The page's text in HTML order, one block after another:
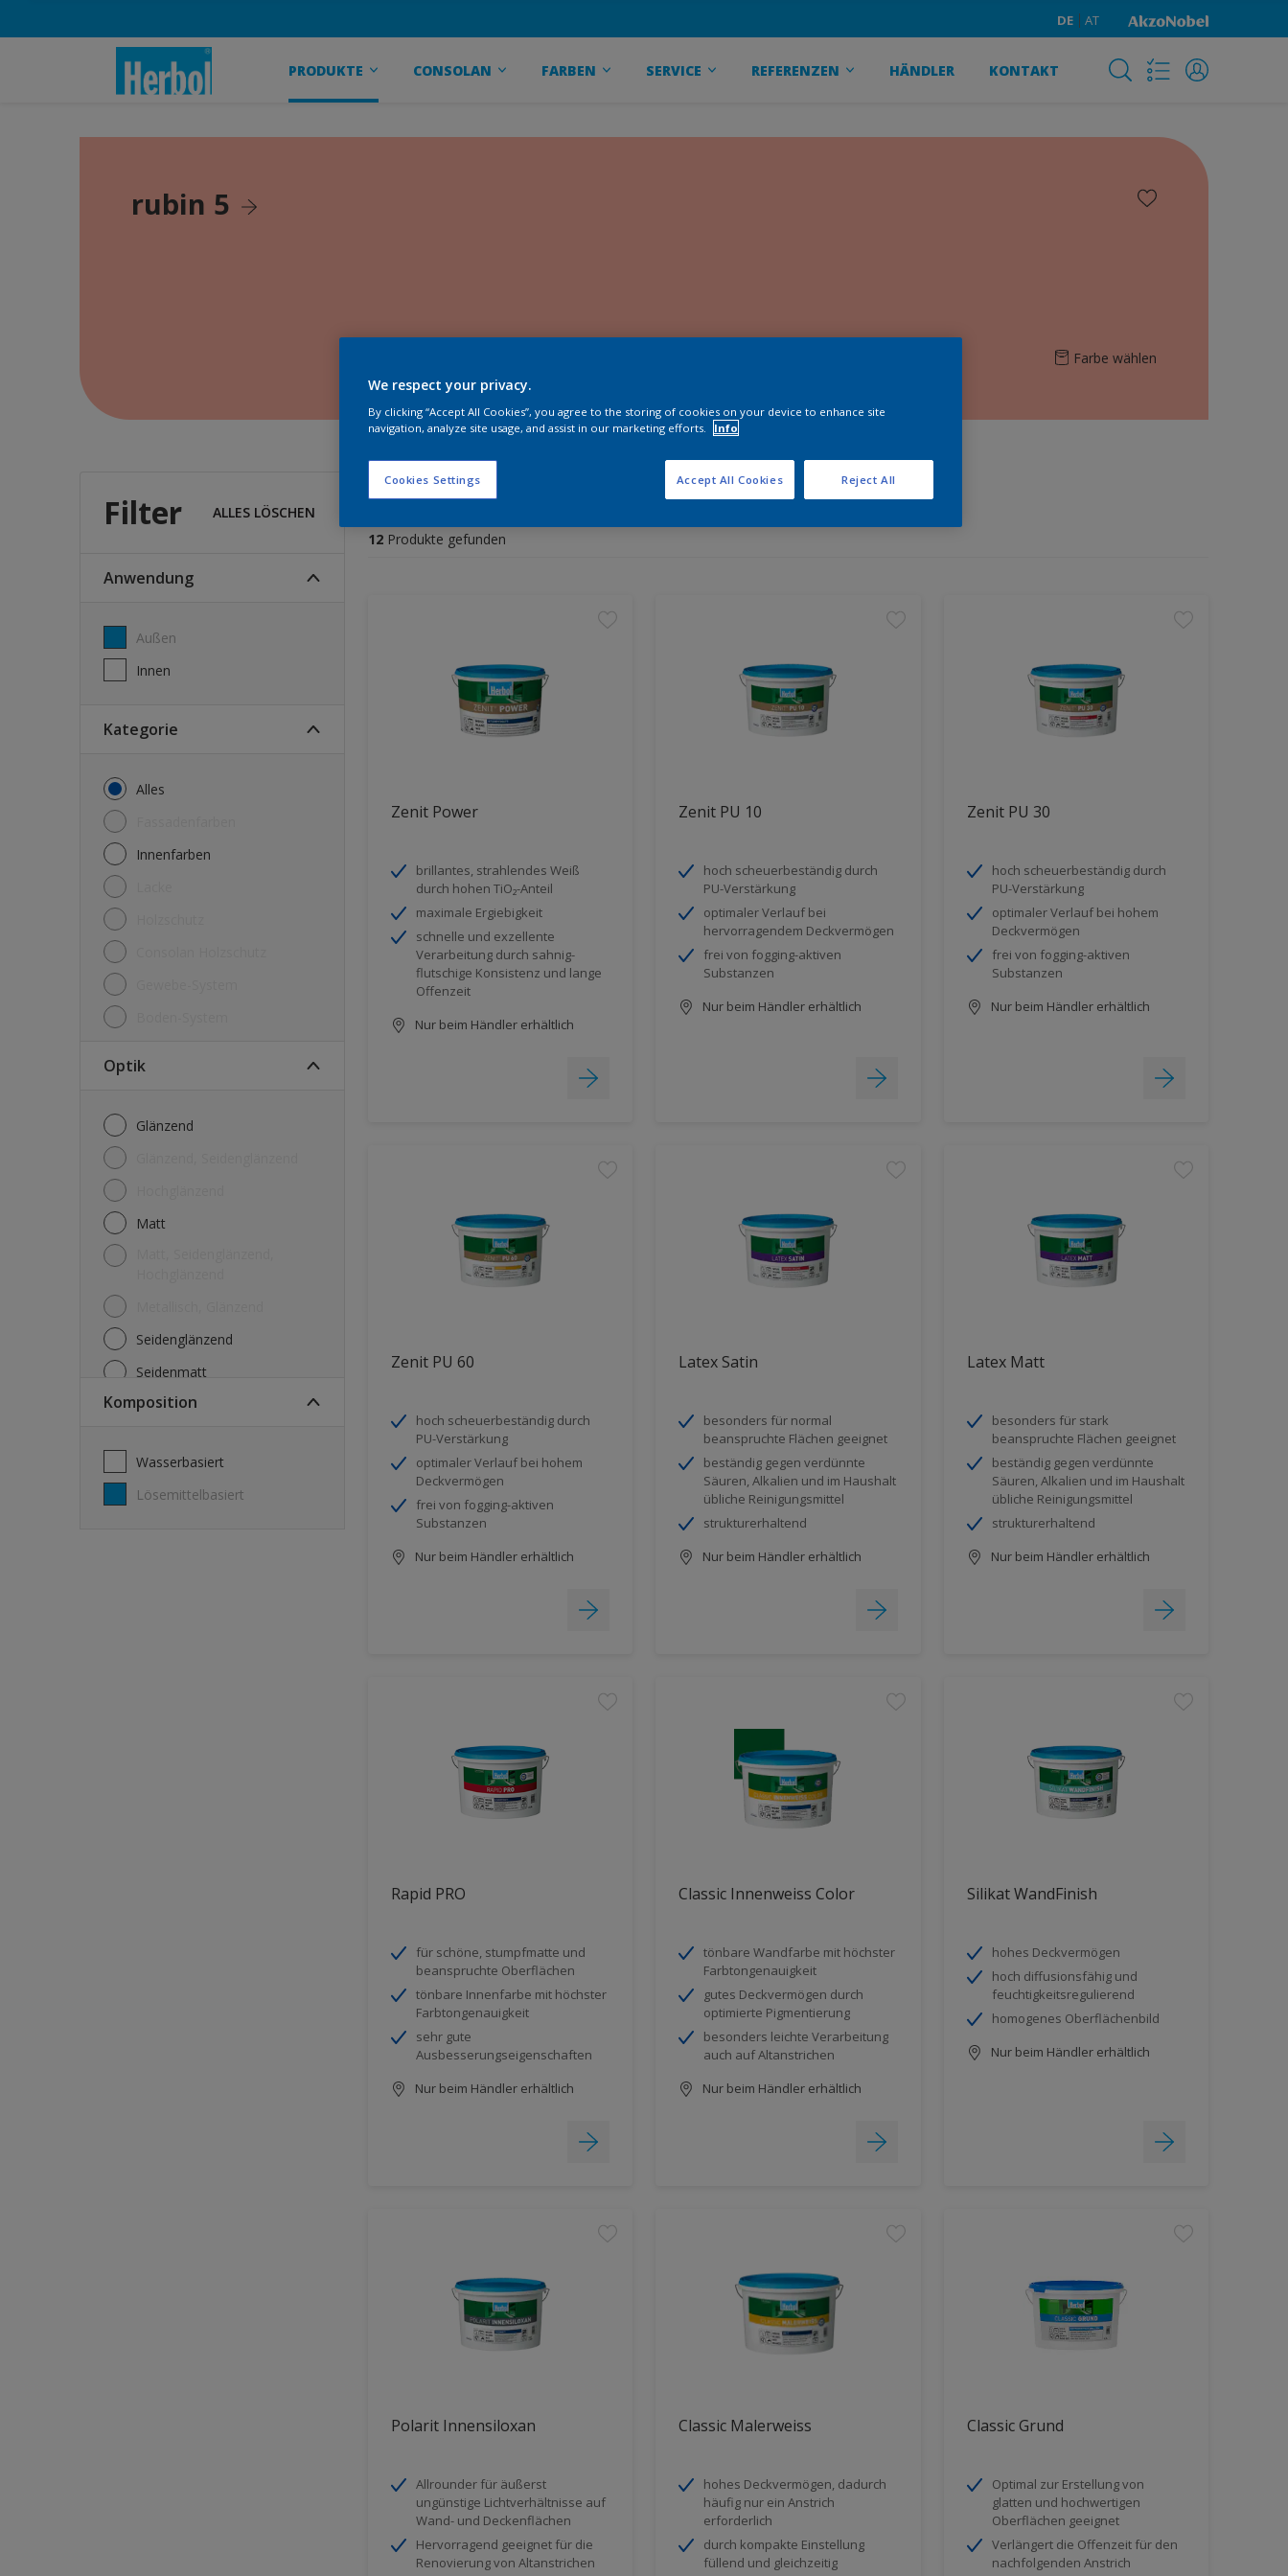
DE AT
PRODUKTE CONSOLAN FARBEN SERVICE REFERENZEN HÄNDLER KONTAKT
rubin 5
Farbe wählen
Filter ALLES LÖSCHEN
Anwendung
Außen
Innen
Kategorie
Alles
Innenfarben
Optik
Glänzend
Matt
Seidenglänzend
Seidenmatt
Seidenmatt, Seidenglänzend
Tuchmatt
Komposition
wasserbasiert
lösemittelbasiert
Welche Produkte brauchst du?
12 Produkte gefunden
Zenit Power
brillantes, strahlendes Weiß
durch hohen TiO₂-Anteil
maximale Ergiebigkeit
schnelle und exzellente
Verarbeitung durch sahnig-
flutschige Konsistenz und lange
Offenzeit
Nur beim Händler erhältlich
Zenit PU 10
hoch scheuerbeständig durch
PU-Verstärkung
optimaler Verlauf bei
hervorragendem Deckvermögen
frei von fogging-aktiven
Substanzen
Nur beim Händler erhältlich
Zenit PU 30
hoch scheuerbeständig durch
PU-Verstärkung
optimaler Verlauf bei hohem
Deckvermögen
frei von fogging-aktiven
Substanzen
Nur beim Händler erhältlich
Zenit PU 60
hoch scheuerbeständig durch
PU-Verstärkung
optimaler Verlauf bei hohem
Deckvermögen
frei von fogging-aktiven
Substanzen
Nur beim Händler erhältlich
Latex Satin
besonders für normal
beanspruchte Flächen geeignet
beständig gegen verdünnte
Säuren, Alkalien und im Haushalt
übliche Reinigungsmittel
strukturerhaltend
Nur beim Händler erhältlich
Latex Matt
besonders für stark
beanspruchte Flächen geeignet
beständig gegen verdünnte
Säuren, Alkalien und im Haushalt
übliche Reinigungsmittel
strukturerhaltend
Nur beim Händler erhältlich
Rapid PRO
für schöne, stumpfmatte und
beanspruchte Oberflächen
tönbare Innenfarbe mit höchster
Farbtongenauigkeit
sehr gute
Ausbesserungseigenschaften
Nur beim Händler erhältlich
Classic Innenweiss Color
tönbare Wandfarbe mit höchster
Farbtongenauigkeit
gutes Deckvermögen durch
optimierte Pigmentierung
besonders leichte Verarbeitung
auch auf Altanstrichen
Nur beim Händler erhältlich
Silikat WandFinish
hohes Deckvermögen
hoch diffusionsfähig und
feuchtigkeitsregulierend
homogenes Oberflächenbild
Nur beim Händler erhältlich
Polarit Innensiloxan
Allrounder für äußerst
ungünstige Lichtverhältnisse auf
Wand- und Deckenflächen
Hervorragend geeignet für die
Renovierung von Altanstrichen
Classic Malerweiss
hohes Deckvermögen, dadurch
häufig nur ein Anstrich
erforderlich
durch kompakte Einstellung
füllend und gleichzeitig
Classic Grund
Optimal zur Erstellung von
glatten und hochwertigen
Oberflächen geeignet
Verlängert die Offenzeit für den
nachfolgenden Anstrich
We respect your privacy.
By clicking “Accept All Cookies”, you agree to the storing of cookies on your device to enhance site
navigation, analyze site usage, and assist in our marketing efforts.
Info
Cookies Settings Reject All
Accept All Cookies